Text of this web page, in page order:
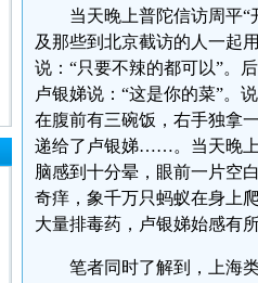
当天晚上普陀信访周平
及那些到北京截访的人一起
说：“只要不辣的都可以”。
卢银娣说：“这是你的菜”。
在腹前有三碗饭，右手独拿
递给了卢银娣……。当天晚上
脑感到十分晕，眼前一片空
奇痒，象千万只蚂蚁在身上
大量排毒药，卢银娣始感有
笔者同时了解到，上海